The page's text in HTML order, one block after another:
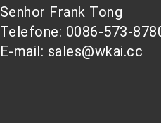
Senhor Frank Tong
Telefone: 0086-573-
E-mail: sales@wkai.cc